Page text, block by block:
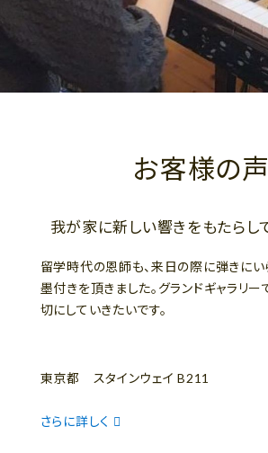
お客様の声
我が家に新しい響きをもたらし
留学時代の恩師も、来日の際に弾きにい
墨付きを頂きました。グランドギャラリ
切にしていきたいです。
東京都 スタインウェイ B211
さらに詳しく